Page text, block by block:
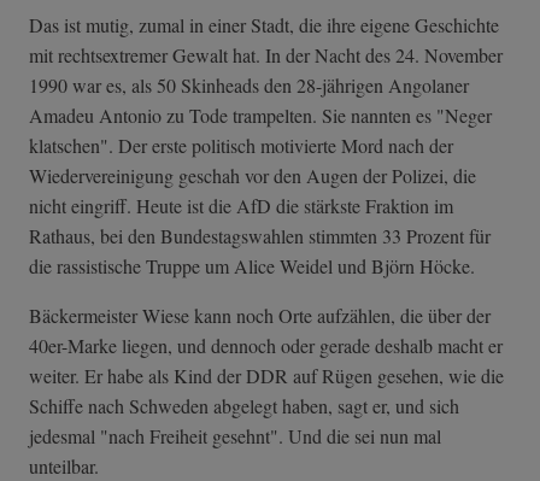
Das ist mutig, zumal in einer Stadt, die ihre eigene Geschichte
mit rechtsextremer Gewalt hat. In der Nacht des 24. November
1990 war es, als 50 Skinheads den 28-jährigen Angolaner
Amadeu Antonio zu Tode trampelten. Sie nannten es "Neger
klatschen". Der erste politisch motivierte Mord nach der
Wiedervereinigung geschah vor den Augen der Polizei, die
nicht eingriff. Heute ist die AfD die stärkste Fraktion im
Rathaus, bei den Bundestagswahlen stimmten 33 Prozent für
die rassistische Truppe um Alice Weidel und Björn Höcke.
Bäckermeister Wiese kann noch Orte aufzählen, die über der
40er-Marke liegen, und dennoch oder gerade deshalb macht er
weiter. Er habe als Kind der DDR auf Rügen gesehen, wie die
Schiffe nach Schweden abgelegt haben, sagt er, und sich
jedesmal "nach Freiheit gesehnt". Und die sei nun mal
unteilbar.